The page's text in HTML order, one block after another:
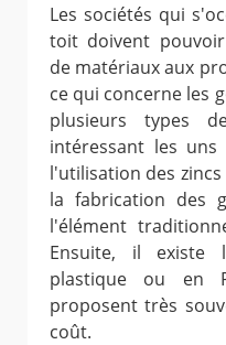
Les sociétés qui
toit doivent
de matériaux aux
ce qui concerne les
plusieurs types
intéressant les
l'utilisation des
la fabrication des
l'élément
Ensuite, il existe
plastique ou en
proposent très
coût.